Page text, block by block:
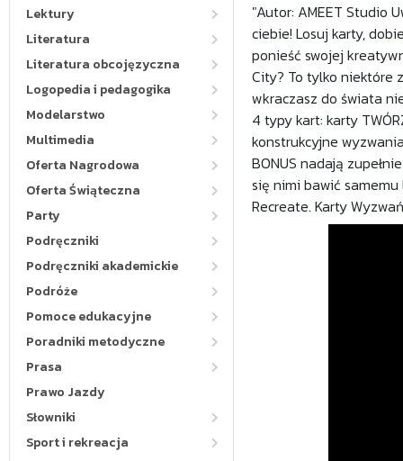
Lektury
Literatura
Literatura obcojęzyczna
Logopedia i pedagogika
Modelarstwo
Multimedia
Oferta Nagrodowa
Oferta Świąteczna
Party
Podręczniki
Podręczniki akademickie
Podróże
Pomoce edukacyjne
Poradniki metodyczne
Prasa
Prawo Jazdy
Słowniki
Sport i rekreacja
"Autor: AMEET Studio
ciebie! Losuj karty,
ponieść swojej
City? To tylko niektóre
wkraczasz do świata
4 typy kart: karty
konstrukcyjne
BONUS nadają
się nimi bawić samemu
Recreate. Karty